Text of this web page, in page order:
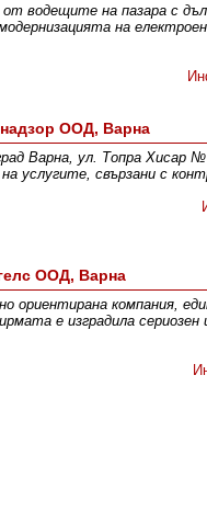
водещите на пазара с
на
ООД, Варна
Варна, ул. Топра Хисар №
услугите, свързани с
ООД, Варна
ориентирана компания,
е изградила сериозен